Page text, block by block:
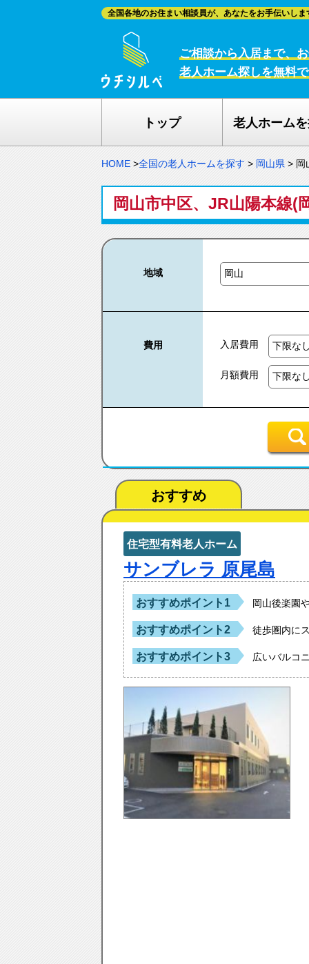
全国各地のお住まい相談員が、あなたをお手伝いしま
ご相談から入居まで、
老人ホーム探しを無料
トップ 老人ホーム
HOME >全国の老人ホームを探す > 岡山県 > 岡
岡山市中区、JR山陽本線(
地域
費用 入居費用
月額費用
おすすめ
住宅型有料老人ホーム
サンブレラ 原尾島
おすすめポイント1 岡山後楽園
おすすめポイント2 徒歩圏内に
おすすめポイント3 広いバルコ